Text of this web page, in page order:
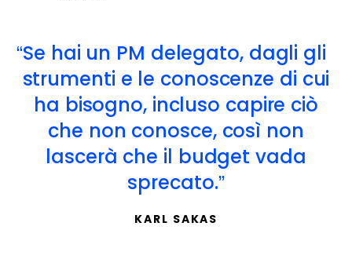
Se hai un PM delegato, dagli gli
strumenti e le conoscenze di cui
ha bisogno, incluso capire ciò
che non conosce, così non
lascerà che il budget vada
sprecato.
KARL SAKAS